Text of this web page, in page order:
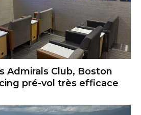
Admirals Club, Boston
pré-vol très efficace